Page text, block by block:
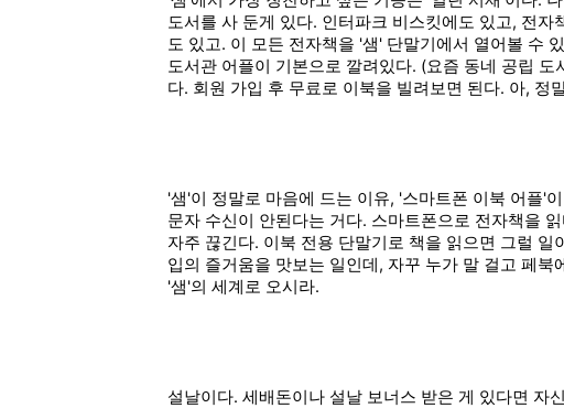
도서를 사 둔게 있다. 인터파크 비스킷에도 있고, 전
도 있고. 이 모든 전자책을 '샘' 단말기에서 열어볼 수
도서관 어플이 기본으로 깔려있다. (요즘 동네 공립
다. 회원 가입 후 무료로 이북을 빌려보면 된다. 아, 정
'샘'이 정말로 마음에 드는 이유, '스마트폰 이북 어플'
문자 수신이 안된다는 거다. 스마트폰으로 전자책을
자주 끊긴다. 이북 전용 단말기로 책을 읽으면 그럴
입의 즐거움을 맛보는 일인데, 자꾸 누가 말 걸고 페
'샘'의 세계로 오시라.
설날이다. 세배돈이나 설날 보너스 받은 게 있다면 자